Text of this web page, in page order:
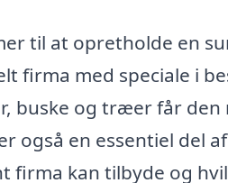
til at opretholde en
firma med speciale i
buske og træer får
også en essentiel del
firma kan tilbyde og